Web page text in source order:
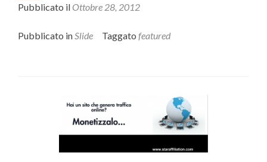
Pubblicato il Ottobre 28, 2012
Pubblicato inSlide Taggato featured